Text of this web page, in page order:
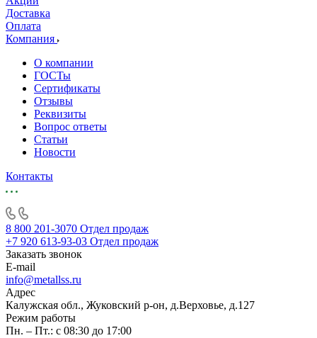
Доставка
Оплата
Компания
О компании
ГОСТы
Сертификаты
Отзывы
Реквизиты
Вопрос ответы
Статьи
Новости
Контакты
8 800 201-3070 Отдел продаж
+7 920 613-93-03 Отдел продаж
Заказать звонок
E-mail
info@metallss.ru
Адрес
Калужская обл., Жуковский р-он, д.Верховье, д.127
Режим работы
Пн. – Пт.: с 08:30 до 17:00